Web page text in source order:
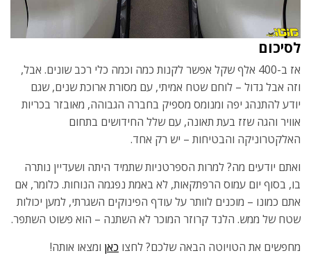
לסיכום
אז ב-400 אלף שקל אפשר לקנות כמה וכמה כלי רכב שונים. אבל,
וזה אבל גדול – לוחם שטח אמיתי, עם מסורת ארוכת שנים, שגם
יודע להתנהג יפה ומנומס מספיק בחברה הגבוהה, מאובזר בכריות
אוויר והגה שזז בעת תאונה, עם שלל החידושים בתחום
האלקטרוניקה והבטיחות – יש רק אחד.
ואתם יודעים מה? למרות הספרטניות שתמיד היתה ושעדיין נותרה
בו, בסוף יום עמוס הרפתקאות, לא באמת נפגמה הנוחות. כלומר, אם
אתם כמונו – מוכנים לוותר על עודף הפינוקים השגרתי, למען יכולות
שטח של ממש. הלנד קרוזר המוכר לא השתנה – הוא פשוט השתפר.
מחפשים את הטויוטה הבאה שלכם? לחצו כאן ומצאו אותה!